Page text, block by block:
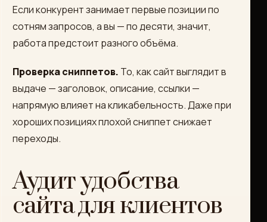
Если конкурент занимает первые позиции по
сотням запросов, а вы — по десяти, значит,
работа предстоит разного объёма.
Проверка сниппетов. То, как сайт выглядит в
выдаче — заголовок, описание, ссылки —
напрямую влияет на кликабельность. Даже при
хороших позициях плохой сниппет снижает
переходы.
Аудит удобства
сайта для клиентов